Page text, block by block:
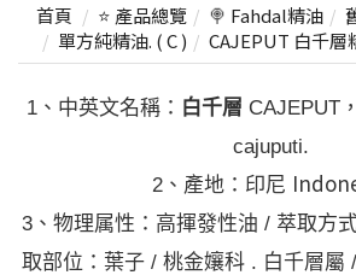
首頁 ⭐ 產品總覽 🍭 Fahdal精油
單方純精油. ( C )
CAJEPUT 白千層
1、中英文名稱： 白千層 CAJEPUT
cajuputi.
2、產地：印尼
3、物理属性：高揮發性油 / 萃取方
取部位：葉子 / 桃金孃科 . 白千層屬